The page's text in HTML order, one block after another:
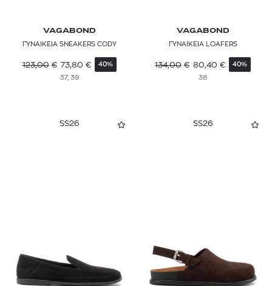
VAGABOND
ΓΥΝΑΙΚΕΙΑ SNEAKERS CODY
123,00 € 73,80 € 40%
37, 39
VAGABOND
ΓΥΝΑΙΚΕΙΑ LOAFERS
134,00 € 80,40 € 40%
38
SS26 SS26